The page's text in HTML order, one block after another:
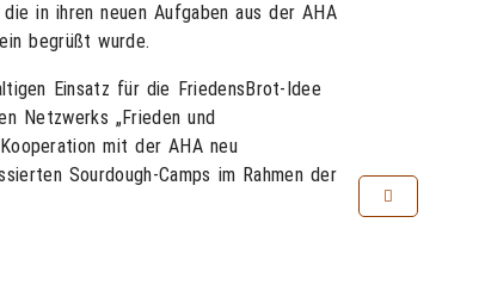
in ihren neuen Aufgaben aus der AHA
begrüßt wurde.
Einsatz für die FriedensBrot-Idee
Netzwerks „Frieden und
mit der AHA neu
Sourdough-Camps im Rahmen der